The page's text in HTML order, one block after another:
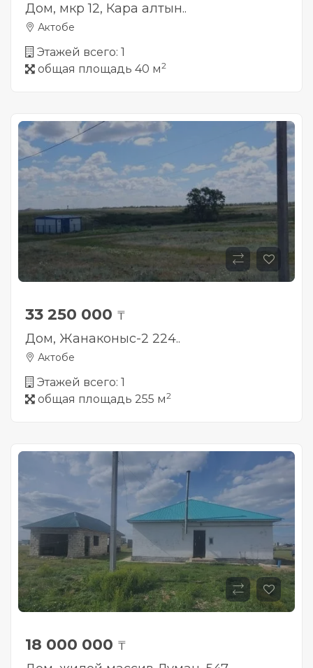
Дом, мкр 12, Кара алтын..
Актобе
Этажей всего: 1
общая площадь 40 м2
33 250 000 ₸
Дом, Жанаконыс-2 224..
Актобе
Этажей всего: 1
общая площадь 255 м2
18 000 000 ₸